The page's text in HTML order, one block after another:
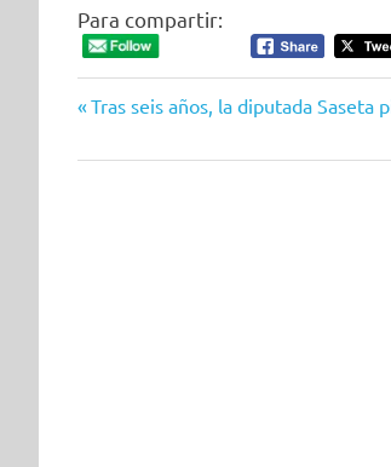
Para compartir:
Navegación
de
Entrada
Tras seis años, la diputada